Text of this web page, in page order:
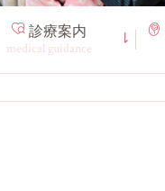
診療案内
medical guidance